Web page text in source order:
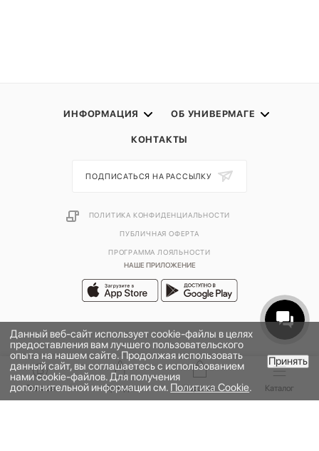
В КОРЗИНУ
ИНФОРМАЦИЯ ОБ УНИВЕРМАГЕ
КОНТАКТЫ
НАШЕ ПРИЛОЖЕНИЕ
ПОДПИСАТЬСЯ НА РАССЫЛКУ
ПОЛИТИКА КОНФИДЕНЦИАЛЬНОСТИ
ПУБЛИЧНАЯ ОФЕРТА
ПРОГРАММА ЛОЯЛЬНОСТИ
2026 © УНИВЕРМАГ БОЛЬШОЙ | ООО "НЬЮ МАРКЕТ"
Данный веб-сайт использует cookie-файлы в целях
предоставления вам лучшего пользовательского
опыта на нашем сайте. Продолжая использовать
данный сайт, вы соглашаетесь с использованием
нами cookie-файлов. Для получения
дополнительной информации см. Политика Cookie.
Принять
Главная Бренды Корзина Каталог